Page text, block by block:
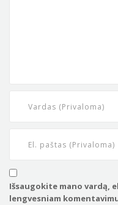
Išsaugokite mano vardą,
lengvesniam